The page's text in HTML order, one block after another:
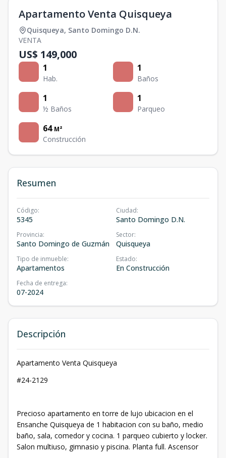
Apartamento Venta Quisqueya
Quisqueya, Santo Domingo D.N.
VENTA
US$ 149,000
1
Hab.
1
Baños
1
½ Baños
1
Parqueo
64 M²
Construcción
Resumen
Código:
5345
Ciudad:
Santo Domingo D.N.
Provincia:
Santo Domingo de Guzmán
Sector:
Quisqueya
Tipo de inmueble:
Apartamentos
Estado:
En Construcción
Fecha de entrega:
07-2024
Descripción
Apartamento Venta Quisqueya
#24-2129
Precioso apartamento en torre de lujo ubicacion en el
Ensanche Quisqueya de 1 habitacion con su baño, medio
baño, sala, comedor y cocina. 1 parqueo cubierto y locker.
Salon multiuso, gimnasio y piscina. Planta full. Ascensor